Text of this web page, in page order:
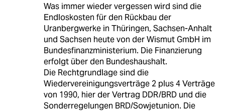
Was immer wieder vergessen wird sind die
Endloskosten für den Rückbau der
Uranbergwerke in Thüringen, Sachsen-Anhalt
und Sachsen heute von der Wismut GmbH im
Bundesfinanzministerium. Die Finanzierung
erfolgt über den Bundeshaushalt.
Die Rechtgrundlage sind die
Wiedervereinigungsverträge 2 plus 4 Verträge
von 1990, hier der Vertrag DDR/BRD und die
Sonderregelungen BRD/Sowjetunion. Die